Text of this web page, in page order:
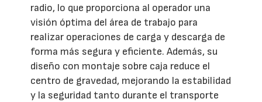
radio, lo que proporciona al operador una
visión óptima del área de trabajo para
realizar operaciones de carga y descarga de
forma más segura y eficiente. Además, su
diseño con montaje sobre caja reduce el
centro de gravedad, mejorando la estabilidad
y la seguridad tanto durante el transporte